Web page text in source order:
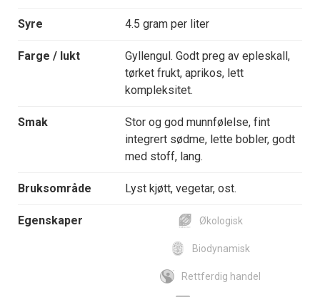
Syre 4.5 gram per liter
Farge / lukt
Gyllengul. Godt preg av epleskall,
tørket frukt, aprikos, lett
kompleksitet.
Smak
Stor og god munnfølelse, fint
integrert sødme, lette bobler, godt
med stoff, lang.
Bruksområde Lyst kjøtt, vegetar, ost.
Egenskaper Økologisk
Biodynamisk
Rettferdig handel